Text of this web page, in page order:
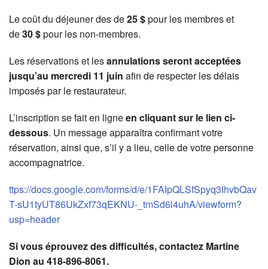
Le coût du déjeuner des de25 $pour les membres et
de30 $pour les non-membres.
Les réservations et lesannulations seront acceptées
jusqu’au mercredi 11 juin afin de respecter les délais
imposés par le restaurateur.
L’inscription se fait en ligneen cliquant sur le lien ci-
dessous. Un message apparaîtra confirmant votre
réservation, ainsi que, s’il y a lieu, celle de votre personne
accompagnatrice.
ttps://docs.google.com/forms/d/e/1FAIpQLSfSpyq3IhvbQav
T-sU1tyUT86UkZxf73qEKNU-_tmSd6l4uhA/viewform?
usp=header
Si vous éprouvez des difficultés, contactez Martine
Dion au 418-896-8061.